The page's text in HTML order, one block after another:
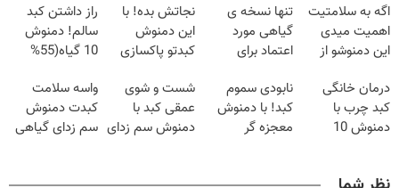
اگه به سلامتیت
اهمیت میدی
این دمنوشو از
تنها نسخه ی
گیاهی مورد
اعتماد برای
سیب سلامت)
نجاتش بده! با
این دمنوش
کبدتو پاکسازی
مرجوعی
راز داشتن کبد
سالم! دمنوش
10 گیاه(55%
درمان خانگی
کبد چرب با
دمنوش 10
نابودی سموم
کبد! با دمنوش
معجزه گر
شست و شوی
عمقی کبد با
دمنوش سم زدای
واسه سلامت
کبدت دمنوش
سم زدای گیاهی